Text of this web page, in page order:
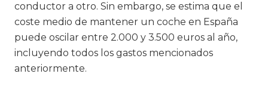
conductor a otro. Sin embargo, se estima que el
coste medio de mantener un coche en España
puede oscilar entre 2.000 y 3.500 euros al año,
incluyendo todos los gastos mencionados
anteriormente.